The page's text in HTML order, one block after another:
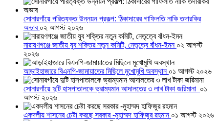
সোনারগাঁয়ে পরিত্যক্ত উন্নয়ন প্রকল্প: ঠিকাদারের গাফিলতি নাকি তদারকির
অভাব ০২ আগস্ট ২০২৬
নারায়ণগঞ্জে জাতীয় যুব শক্তির নতুন কমিটি, নেতৃত্বে বাঁধন-ইমন ০২ আগস্ট
২০২৬
আড়াইহাজারে বিএনপি-জামায়াতের মিছিলে মুখোমুখি অবস্থান ০১ আগস্ট ২০২৬
সোনারগাঁয়ে দুটি হাসপাতালকে ভ্রাম্যমান আদালতের ৩ লাখ টাকা জরিমানা ০১
আগস্ট ২০২৬
একদলীয় শাসনের চেষ্টা করছে সরকার -মুহাম্মদ হাফিজুর রহমান ০১ আগস্ট ২০২৬